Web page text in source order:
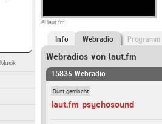
© laut.fm
Info Webradio Programm
Webradios von laut.fm
15836 Webradio
Bunt gemischt
laut.fm psychosound